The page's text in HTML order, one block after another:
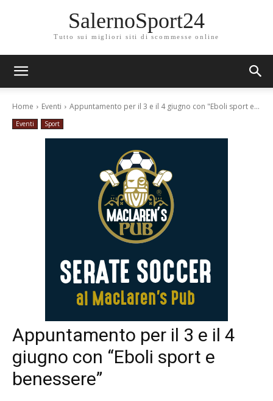
SalernoSport24
Tutto sui migliori siti di scommesse online
Home Eventi Appuntamento per il 3 e il 4 giugno con "Eboli sport e...
Eventi Sport
Appuntamento per il 3 e il 4
giugno con “Eboli sport e
benessere”